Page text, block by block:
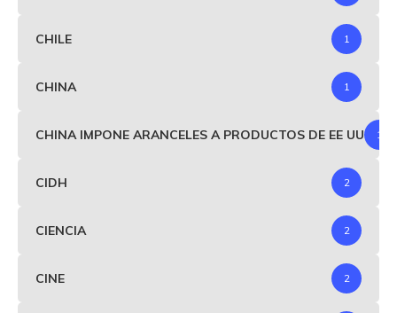
CHILE 1
CHINA 1
CHINA IMPONE ARANCELES A PRODUCTOS DE EE UU 1
CIDH 2
CIENCIA 2
CINE 2